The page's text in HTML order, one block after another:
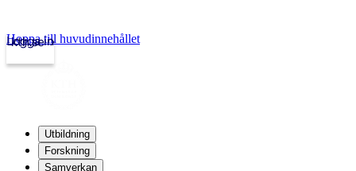
kth.se
Logga in
Hoppa till huvudinnehållet
Utbildning
Forskning
Samverkan